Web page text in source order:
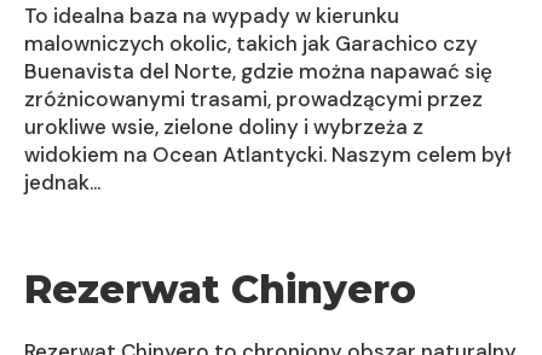
To idealna baza na wypady w kierunku
malowniczych okolic, takich jak Garachico czy
Buenavista del Norte, gdzie można napawać się
zróżnicowanymi trasami, prowadzącymi przez
urokliwe wsie, zielone doliny i wybrzeża z
widokiem na Ocean Atlantycki. Naszym celem był
jednak…
Rezerwat Chinyero